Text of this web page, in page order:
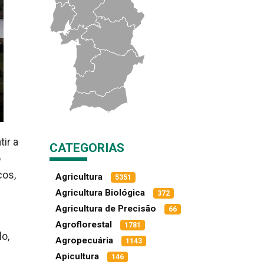
a
CATEGORIAS
Agricultura 5351
Agricultura Biológica 372
Agricultura de Precisão 66
Agroflorestal 1781
Agropecuária 1143
Apicultura 146